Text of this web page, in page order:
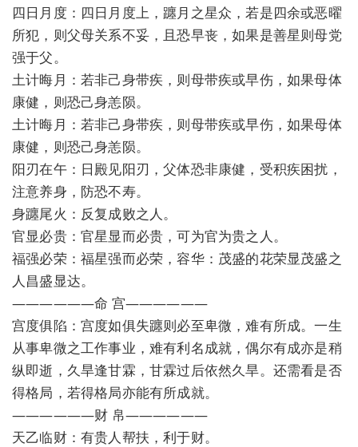
四日月度：四日月度上，躔月之星众，若是四余或恶曜
所犯，则父母关系不妥，且恐早丧，如果是善星则母党
强于父。
土计晦月：若非己身带疾，则母带疾或早伤，如果母体
康健，则恐己身恙陨。
土计晦月：若非己身带疾，则母带疾或早伤，如果母体
康健，则恐己身恙陨。
阳刃在午：日殿见阳刃，父体恐非康健，受积疾困扰，
注意养身，防恐不寿。
身躔尾火：反复成败之人。
官显必贵：官星显而必贵，可为官为贵之人。
福强必荣：福星强而必荣，容华：茂盛的花荣显茂盛之
人昌盛显达。
——————命 宫——————
宫度俱陷：宫度如俱失躔则必至卑微，难有所成。一生
从事卑微之工作事业，难有利名成就，偶尔有成亦是稍
纵即逝，久旱逢甘霖，甘霖过后依然久旱。还需看是否
得格局，若得格局亦能有所成就。
——————财 帛——————
天乙临财：有贵人帮扶，利于财。